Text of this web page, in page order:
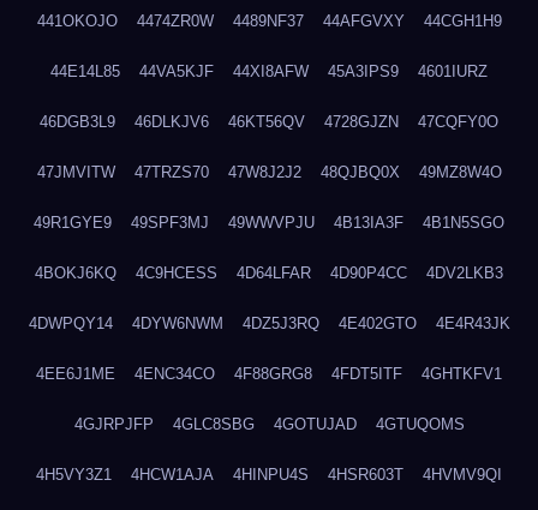
441OKOJO 4474ZR0W 4489NF37 44AFGVXY 44CGH1H9
44E14L85 44VA5KJF 44XI8AFW 45A3IPS9 4601IURZ
46DGB3L9 46DLKJV6 46KT56QV 4728GJZN 47CQFY0O
47JMVITW 47TRZS70 47W8J2J2 48QJBQ0X 49MZ8W4O
49R1GYE9 49SPF3MJ 49WWVPJU 4B13IA3F 4B1N5SGO
4BOKJ6KQ 4C9HCESS 4D64LFAR 4D90P4CC 4DV2LKB3
4DWPQY14 4DYW6NWM 4DZ5J3RQ 4E402GTO 4E4R43JK
4EE6J1ME 4ENC34CO 4F88GRG8 4FDT5ITF 4GHTKFV1
4GJRPJFP 4GLC8SBG 4GOTUJAD 4GTUQOMS
4H5VY3Z1 4HCW1AJA 4HINPU4S 4HSR603T 4HVMV9QI